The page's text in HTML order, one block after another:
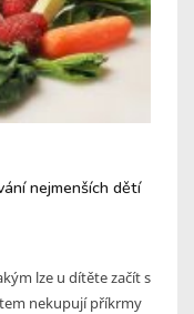
nejmenších dětí
lze u dítěte začít s
nekupují příkrmy